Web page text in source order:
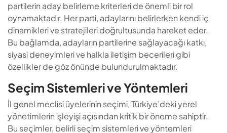
partilerin aday belirleme kriterleri de önemli bir rol
oynamaktadır. Her parti, adaylarını belirlerken kendi iç
dinamikleri ve stratejileri doğrultusunda hareket eder.
Bu bağlamda, adayların partilerine sağlayacağı katkı,
siyasi deneyimleri ve halkla iletişim becerileri gibi
özellikler de göz önünde bulundurulmaktadır.
Seçim Sistemleri ve Yöntemleri
İl genel meclisi üyelerinin seçimi, Türkiye’deki yerel
yönetimlerin işleyişi açısından kritik bir öneme sahiptir.
Bu seçimler, belirli seçim sistemleri ve yöntemleri